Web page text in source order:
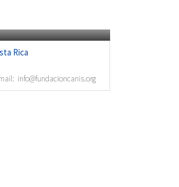
Rica
info@fundacioncanis.org